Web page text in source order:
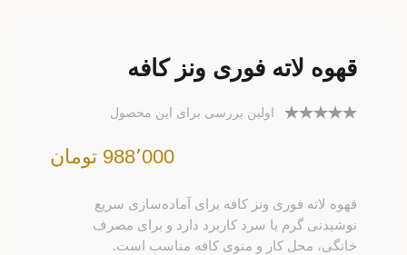
قهوه لاته فوری ونز کافه
اولین بررسی برای این محصول
988٬000 تومان
قهوه لاته فوری ونز کافه برای آماده‌سازی سریع
نوشیدنی گرم یا سرد کاربرد دارد و برای مصرف
خانگی، محل کار و منوی کافه مناسب است.